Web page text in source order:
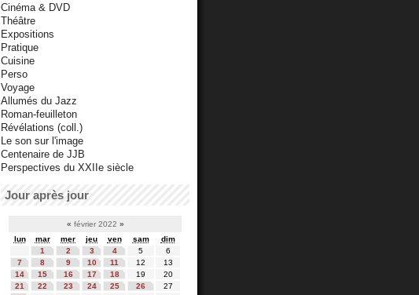
Cinéma & DVD
Théâtre
Expositions
Pratique
Cuisine
Perso
Voyage
Allumés du Jazz
Roman-feuilleton
Révélations (coll.)
Le son sur l'image
Centenaire de JJB
Perspectives du XXIIe siècle
Jour après jour
« février 2022 »
lun
mar mer jeu ven sam
dim
1
2 3 4 5
6
7
8 9 10 11 12
13
14
15 16 17 18 19
20
21
22 23 24 25 26
27